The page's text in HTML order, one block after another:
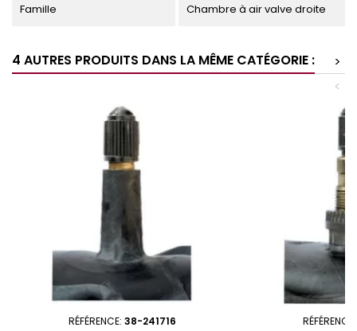
Famille Chambre à air valve droite
4 AUTRES PRODUITS DANS LA MÊME CATÉGORIE :
>
<
RÉFÉRENCE: 38-241716